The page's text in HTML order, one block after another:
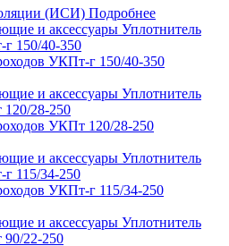
(ИСИ) Подробнее
УКПт-г 150/40-350
УКПт 120/28-250
УКПт-г 115/34-250